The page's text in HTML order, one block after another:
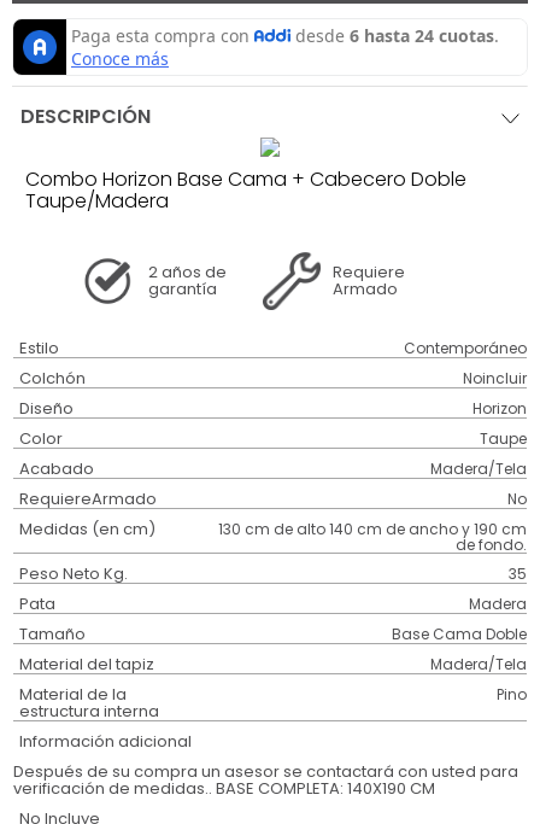
DESCRIPCIÓN
Combo Horizon Base Cama + Cabecero Doble
Taupe/Madera
2 años de
garantía
Requiere
Armado
Estilo Contemporáneo
Colchón Noincluir
Diseño Horizon
Color Taupe
Acabado Madera/Tela
RequiereArmado No
Medidas (en cm) 130 cm de alto 140 cm de ancho y 190 cm
de fondo.
Peso Neto Kg. 35
Pata Madera
Tamaño Base Cama Doble
Material del tapiz Madera/Tela
Material de la
estructura interna
Pino
Información adicional
Después de su compra un asesor se contactará con usted para
verificación de medidas.. BASE COMPLETA: 140X190 CM
No Incluye